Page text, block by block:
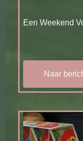
Een Weekend
Naar